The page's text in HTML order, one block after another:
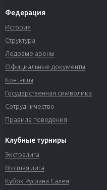
Федерация
История
Структура
Ледовые арены
Официальные документы
Контакты
Государственная символика
Сотрудничество
Правила поведения
Клубные турниры
Экстралига
Высшая лига
Кубок Руслана Салея